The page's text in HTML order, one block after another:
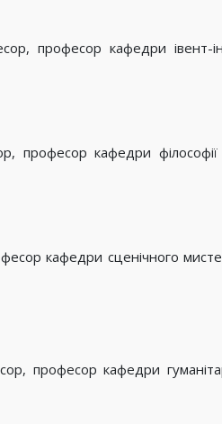
професор кафедри івент-
кафедри філософії
кафедри сценічного
професор кафедри